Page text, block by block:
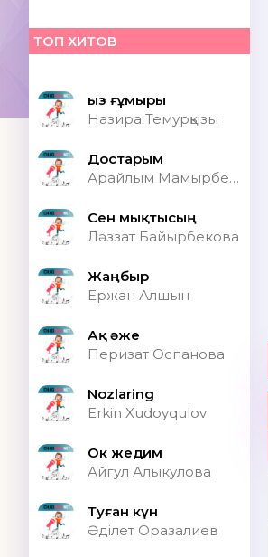
ТОП ХИТОВ
Қыз ғұмыры
Назира Темурқызы
Достарым
Арайлым Мамырбекқызы
Сен мықтысың
Ләззат Байырбекова
Жаңбыр
Ержан Алшын
Ақ әже
Перизат Оспанова
Nozlaring
Erkin Xudoyqulov
Ок жедим
Айгул Алыкулова
Туған күн
Әділет Оразалиев